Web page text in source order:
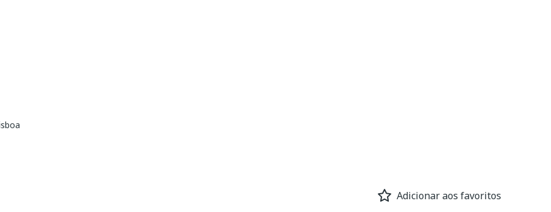
Adicionar aos favoritos